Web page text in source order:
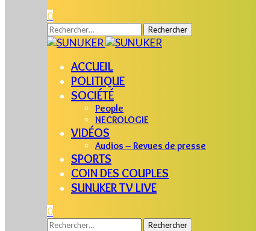
0
Rechercher :
ACCUEIL
POLITIQUE
SOCIÉTÉ
People
NECROLOGIE
VIDÉOS
Audios – Revues de presse
SPORTS
COIN DES COUPLES
SUNUKER TV LIVE
0
Rechercher :